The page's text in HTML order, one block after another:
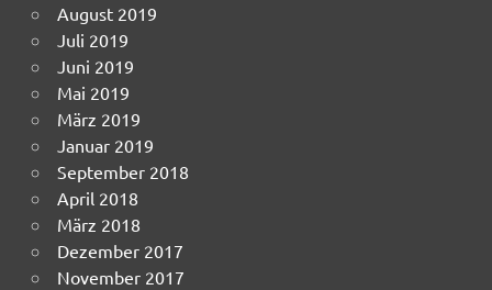
August 2019
Juli 2019
Juni 2019
Mai 2019
März 2019
Januar 2019
September 2018
April 2018
März 2018
Dezember 2017
November 2017